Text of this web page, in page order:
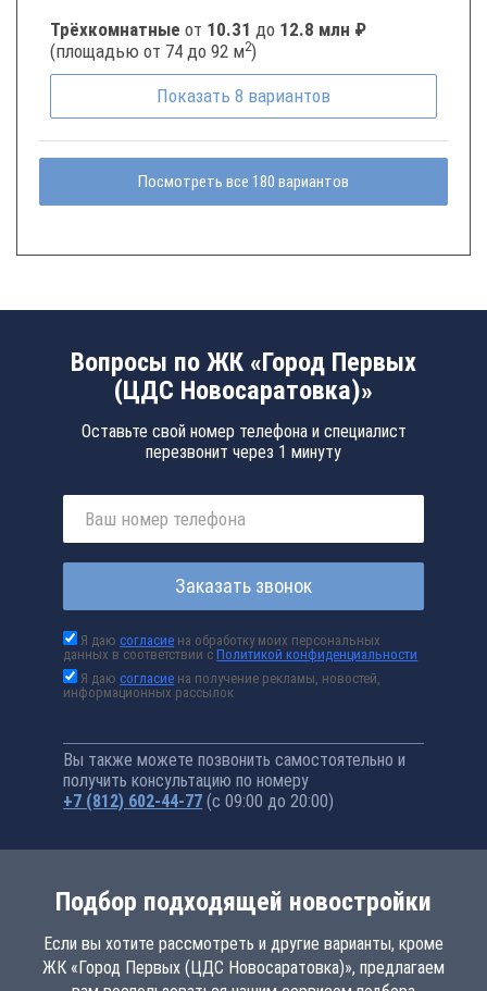
Трёхкомнатные от 10.31 до 12.8 млн ₽
(площадью от 74 до 92 м2)
Показать 8 вариантов
Посмотреть все 180 вариантов
Вопросы по ЖК «Город Первых
(ЦДС Новосаратовка)»
Оставьте свой номер телефона и специалист
перезвонит через 1 минуту
Заказать звонок
Я даюсогласие на обработку моих персональных
данных в соответствии сПолитикой конфиденциальности
Я даюсогласие на получение рекламы, новостей,
информационных рассылок
Вы также можете позвонить самостоятельно и
получить консультацию по номеру
+7 (812) 602-44-77 (с 09:00 до 20:00)
Подбор подходящей новостройки
Если вы хотите рассмотреть и другие варианты, кроме
ЖК «Город Первых (ЦДС Новосаратовка)», предлагаем